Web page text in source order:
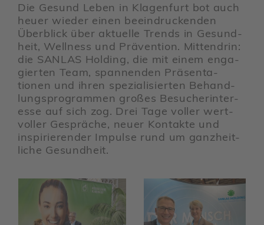
Die Gesund Leben in Klagen­furt bot auch
heuer wieder einen beein­dru­ckenden
Überblick über aktu­elle Trends in Gesund­
heit, Well­ness und Präven­tion. Mitten­drin:
die SANLAS Holding, die mit einem enga­
gierten Team, span­nenden Präsen­ta­
tionen und ihren spezia­li­sierten Behand­
lungs­pro­grammen großes Besu­cher­inter­
esse auf sich zog. Drei Tage voller wert­
voller Gespräche, neuer Kontakte und
inspi­rie­render Impulse rund um ganz­heit­
liche Gesund­heit.